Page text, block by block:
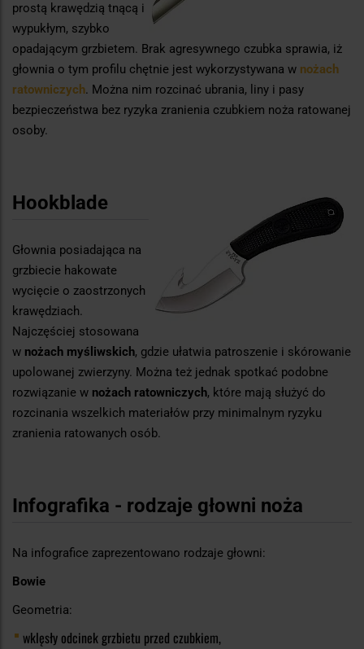
prostą krawędzią tnącą i
wypukłym, szybko
opadającym grzbietem. Brak agresywnego czubka sprawia, iż
głownia o tym profilu chętnie jest wykorzystywana w nożach
ratowniczych. Można nim rozcinać ubrania, liny i pasy
bezpieczeństwa bez ryzyka zranienia czubkiem noża ratowanej
osoby.
Hookblade
Głownia posiadająca na
grzbiecie hakowate
wycięcie o zaostrzonych
krawędziach.
Najczęściej stosowana
w nożach myśliwskich, gdzie ułatwia patroszenie i skórowanie
upolowanej zwierzyny. Można też jednak spotkać podobne
rozwiązanie w nożach ratowniczych, które mają służyć do
rozcinania wszelkich materiałów przy minimalnym ryzyku
zranienia ratowanych osób.
Infografika - rodzaje głowni noża
Na infografice zaprezentowano rodzaje głowni:
Bowie
Geometria:
wklęsły odcinek grzbietu przed czubkiem,